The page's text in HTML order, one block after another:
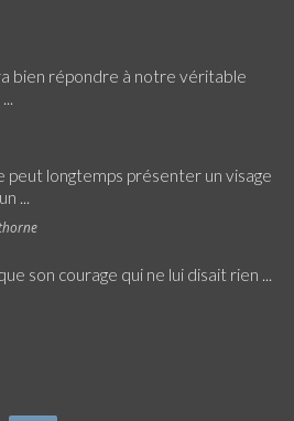
bien répondre à notre véritable
peut longtemps présenter un visage
...
son courage qui ne lui disait rien ...